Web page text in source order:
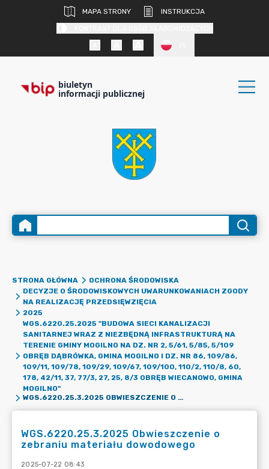
MAPA STRONY
INSTRUKCJA
biuletyn
informacji publicznej
STRONA GŁÓWNA
OCHRONA ŚRODOWISKA
DECYZJE O ŚRODOWISKOWYCH UWARUNKOWANIACH ZGODY
NA REALIZACJĘ PRZEDSIĘWZIĘCIA
2025
WGS.6220.25.2025 "BUDOWA SIECI KANALIZACJI
SANITARNEJ WRAZ Z NIEZBĘDNĄ INFRASTRUKTURĄ NA
TERENIE GMINY MOGILNO NA DZ. NR 2, 5/61, 5/85, 5/109
OBRĘB DĄBRÓWKA, GMINA MOGILNO I DZ. NR 86, 109/86,
109/11, 109/78, 109/29, 109/67, 109/100, 110/2, 110/8, 60,
178, 42/11, 37, 77/3, 27, 25, 8/3 OBRĘB WIECANOWO, GMINA
MOGILNO"
WGS.6220.25.3.2025 OBWIESZCZENIE O ZEBRANIU MATERIAŁU DOWODOWEGO
WGS.6220.25.3.2025 Obwieszczenie o
zebraniu materiału dowodowego
2025-07-22 08:43